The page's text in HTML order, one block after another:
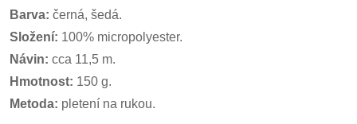
Barva: černá, šedá.
Složení: 100% micropolyester.
Návin: cca 11,5 m.
Hmotnost: 150 g.
Metoda: pletení na rukou.